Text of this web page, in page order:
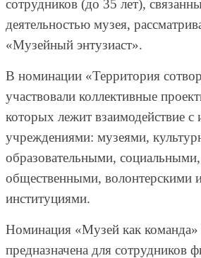
сотрудников (до 35 лет),
деятельностью музея,
«Музейный энтузиаст».
В номинации «Территория
участвовали коллективные
которых лежит взаимодействие
учреждениями: музеями,
образовательными,
общественными, волонтерскими
институциями.
Номинация «Музей как команда»
предназначена для сотрудников